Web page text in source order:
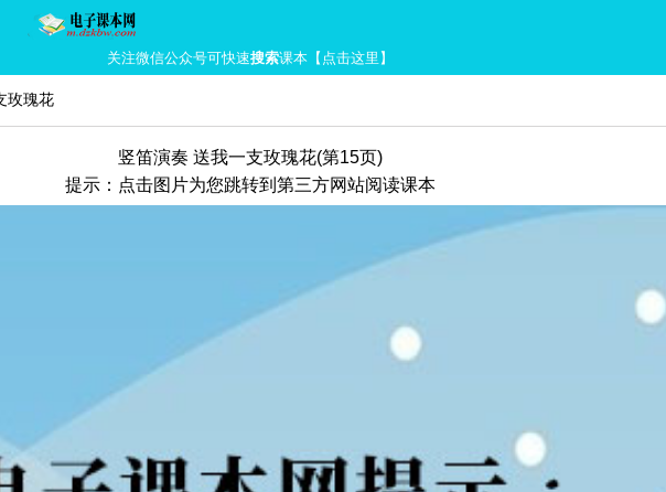
关注微信公众号可快速搜索课本【点击这里】
玫瑰花
竖笛演奏 送我一支玫瑰花(第15页)
提示：点击图片为您跳转到第三方网站阅读课本